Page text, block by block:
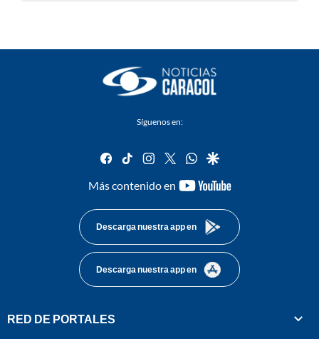
Síguenos en:
facebook
tiktok instagram
twitterwhatsapp
google
Más contenido en
youtube-
Descarga nuestra app en
Descarga nuestra app en
RED DE PORTALES